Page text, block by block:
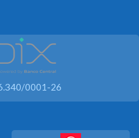
0001-26